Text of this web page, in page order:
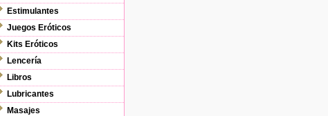
Estimulantes
Juegos Eróticos
Kits Eróticos
Lencería
Libros
Lubricantes
Masajes